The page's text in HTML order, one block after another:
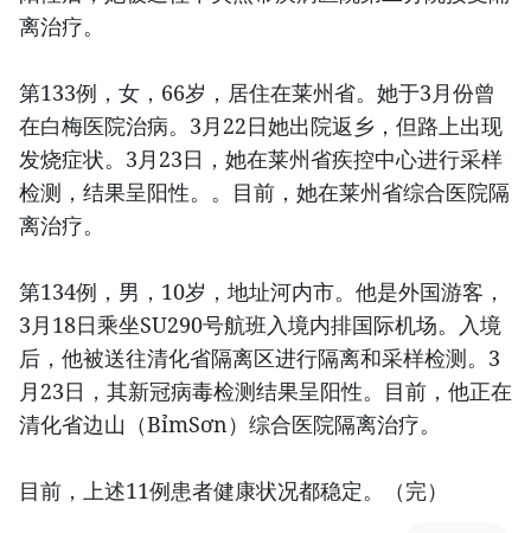
离治疗。
第133例，女，66岁，居住在莱州省。她于3月份曾
在白梅医院治病。3月22日她出院返乡，但路上出现
发烧症状。3月23日，她在莱州省疾控中心进行采样
检测，结果呈阳性。。目前，她在莱州省综合医院隔
离治疗。
第134例，男，10岁，地址河内市。他是外国游客，
3月18日乘坐SU290号航班入境内排国际机场。入境
后，他被送往清化省隔离区进行隔离和采样检测。3
月23日，其新冠病毒检测结果呈阳性。目前，他正在
清化省边山（BỉmSơn）综合医院隔离治疗。
目前，上述11例患者健康状况都稳定。（完）